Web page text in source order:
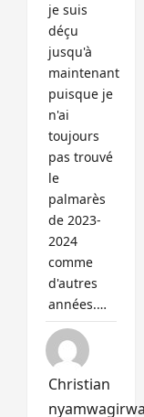
je suis
déçu
jusqu'à
maintenant
puisque je
n'ai
toujours
pas trouvé
le
palmarès
de 2023-
2024
comme
d'autres
années.…
Christian